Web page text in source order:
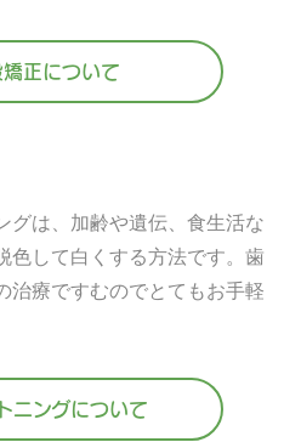
正について
グは、加齢や遺伝、食生活な
色して白くする方法です。歯
治療ですむのでとてもお手軽
ニングについて